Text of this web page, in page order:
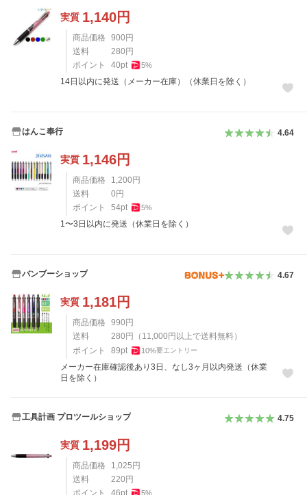
実質 1,140円
商品価格 900 円
送料
280 円
ポイント
40pt 5%
14日以内に発送（メーカー在庫）（休業日を除く）
はんこ奉行 4.64
実質 1,146円
商品価格 1,200 円
送料
0 円
ポイント
54pt 5%
1〜3日以内に発送（休業日を除く）
バンブーショップ 4.67
実質 1,181円
商品価格 990 円
送料
280 円 （ 11,000 円以上で送料無料）
ポイント
89pt 10%要エントリー
メーカー在庫確認後あり3日、なし3ヶ月以内発送（休業
日を除く）
工具計画 プロツールショップ 4.75
実質 1,199円
商品価格 1,025 円
送料
220 円
ポイント
46pt 5%